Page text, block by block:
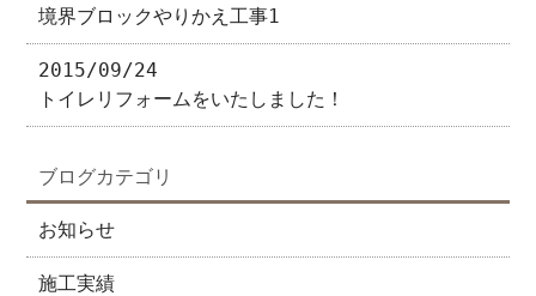
境界ブロックやりかえ工事1
2015/09/24
トイレリフォームをいたしました！
ブログカテゴリ
お知らせ
施工実績